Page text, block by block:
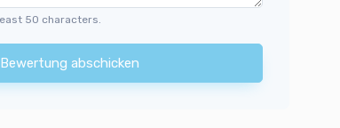
50 characters.
Bewertung abschicken